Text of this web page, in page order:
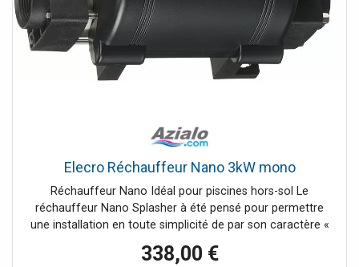
Elecro Réchauffeur Nano 3kW mono
Réchauffeur Nano Idéal pour piscines hors-sol Le
réchauffeur Nano Splasher à été pensé pour permettre
une installation en toute simplicité de par son caractère «
Plug and Play » tout en offrant un maximum de sécurité,
de fiabilité et d’efficacité. Le thermostat analogique vous
338,00 €